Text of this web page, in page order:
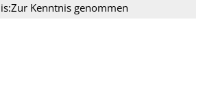
Kenntnis genommen